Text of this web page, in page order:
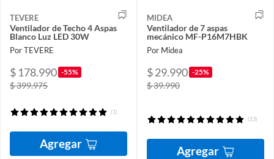
TEVERE
Ventilador de Techo 4 Aspas
Blanco Luz LED 30W
Por TEVERE
$ 178.990 -55%
$ 399.975
(1)
Agregar
MIDEA
Ventilador de 7 aspas
mecánico MF-P16M7HBK
Por Midea
$ 29.990 -25%
$ 39.990
(13)
Agregar